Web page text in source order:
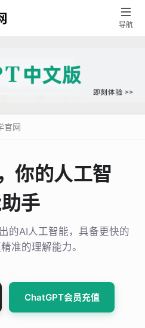

导航
官网
你的人工智
手
的AI人工智能，具备更快的
准的理解能力。
ChatGPT会员充值